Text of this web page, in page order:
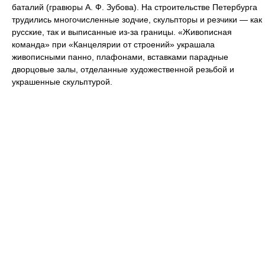
баталий (гравюры А. Ф. Зубова). На строительстве Петербурга
трудились многочисленные зодчие, скульпторы и резчики — как
русские, так и выписанные из-за границы. «Живописная
команда» при «Канцелярии от строений» украшала
живописными панно, плафонами, вставками парадные
дворцовые залы, отделанные художественной резьбой и
украшенные скульптурой.